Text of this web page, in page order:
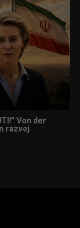
Von der
razvoj